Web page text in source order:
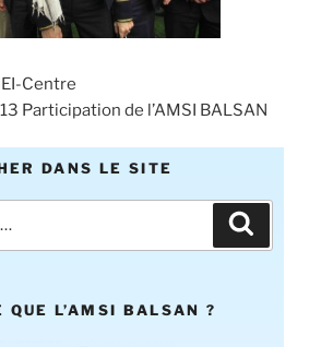
Centre
Participation de l’AMSI BALSAN
DANS LE SITE
QUE L’AMSI BALSAN ?